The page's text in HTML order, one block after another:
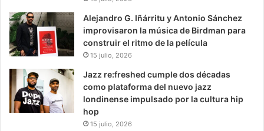
Alejandro G. Iñárritu y Antonio Sánchez
improvisaron la música de Birdman para
construir el ritmo de la película
15 julio, 2026
Jazz re:freshed cumple dos décadas
como plataforma del nuevo jazz
londinense impulsado por la cultura hip
hop
15 julio, 2026